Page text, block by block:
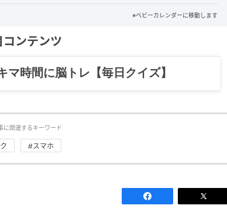
※ベビーカレンダーに移動します
コンテンツ
……全部、読めます。
に関連するキーワード
#スマホ